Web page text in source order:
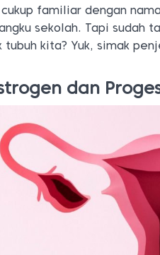
cukup familiar dengan
sekolah. Tapi sudah
kita? Yuk, simak
dan